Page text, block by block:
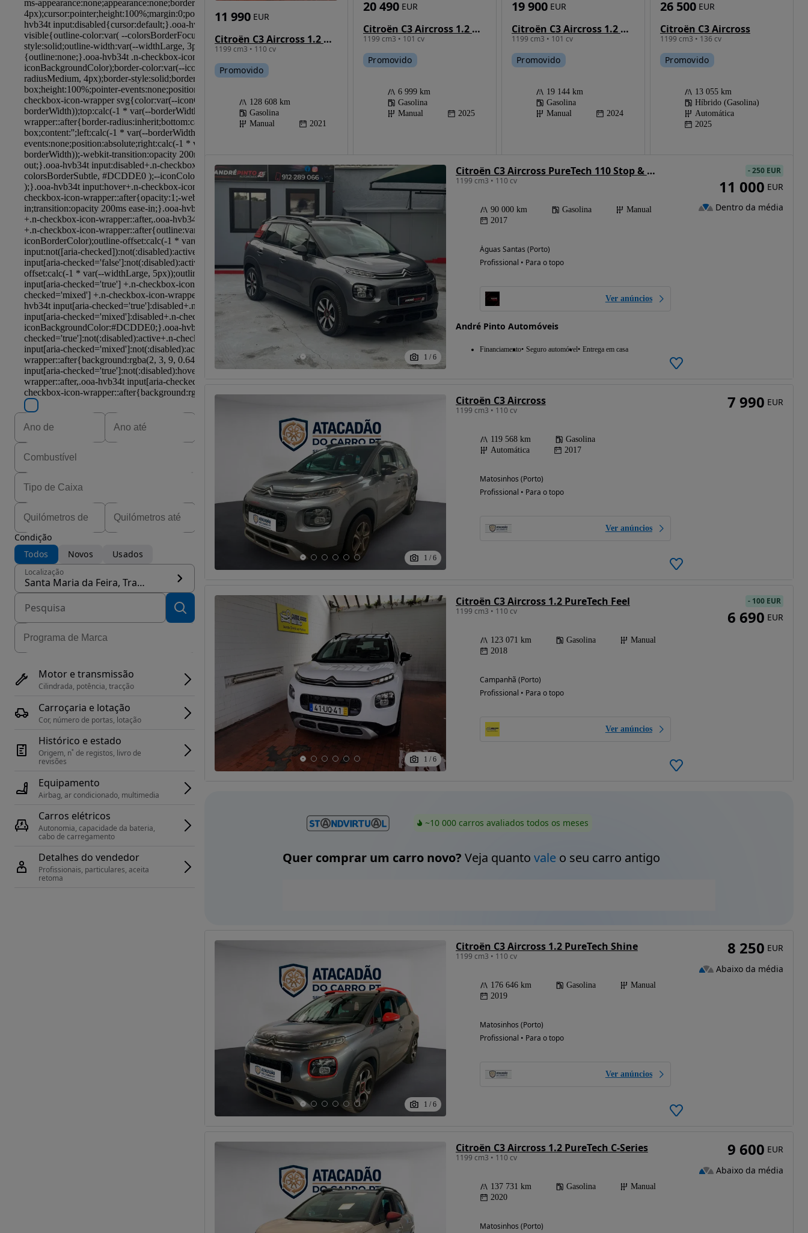
Possibilidade de
financiamento
Condição
Todos
Novos Usados
Localização
Santa Maria da Feira, Travanca, Sanfins e Espargo, concelho Santa Maria da Feira
Motor e transmissão
Cilindrada, potência, tracção
Carroçaria e lotação
Cor, número de portas, lotação
Histórico e estado
Origem, n˚ de registos, livro de
revisões
Equipamento
Airbag, ar condicionado, multimedia
Carros elétricos
Autonomia, capacidade da bateria,
cabo de carregamento
Detalhes do vendedor
Profissionais, particulares, aceita
retoma
Citroën C3 Aircross 1.2 PureTech C-Series
1199 cm3 • 110 cv
11 990 EUR
Promovido
128 608 km
Gasolina
Manual
2021
Citroën C3 Aircross 1.2 PureTech Plus
1199 cm3 • 101 cv
20 490 EUR
Promovido
6 999 km
Gasolina
Manual
2025
Citroën C3 Aircross 1.2 PureTech Plus
1199 cm3 • 101 cv
19 900 EUR
Promovido
19 144 km
Gasolina
Manual
2024
Citroën C3 Aircross
1199 cm3 • 136 cv
26 500 EUR
Promovido
13 055 km
Híbrido (Gasolina)
Automática
2025
1 / 6
Citroën C3 Aircross PureTech 110 Stop & Start OPF YOU
1199 cm3 • 110 cv
90 000 km Gasolina
Manual
2017
Águas Santas (Porto)
Profissional • Para o topo
Ver anúncios
André Pinto Automóveis
Financiamento Seguro automóvel Entrega em casa
-250 EUR
11 000 EUR
Dentro da média
1 / 6
Citroën C3 Aircross
1199 cm3 • 110 cv
119 568 km
Gasolina
Automática
2017
Matosinhos (Porto)
Profissional • Para o topo
Ver anúncios
7 990 EUR
1 / 6
Citroën C3 Aircross 1.2 PureTech Feel
1199 cm3 • 110 cv
123 071 km Gasolina
Manual
2018
Campanhã (Porto)
Profissional • Para o topo
Ver anúncios
- 100 EUR
6 690 EUR
~10 000 carros avaliados todos os meses
Quer comprar um carro novo? Veja quanto valeo seu carro antigo
1 / 6
Citroën C3 Aircross 1.2 PureTech Shine
1199 cm3 • 110 cv
176 646 km Gasolina
Manual
2019
Matosinhos (Porto)
Profissional • Para o topo
Ver anúncios
8 250 EUR
Abaixo da média
Citroën C3 Aircross 1.2 PureTech C-Series
1199 cm3 • 110 cv
137 731 km Gasolina
Manual
2020
Matosinhos (Porto)
9 600 EUR
Abaixo da média